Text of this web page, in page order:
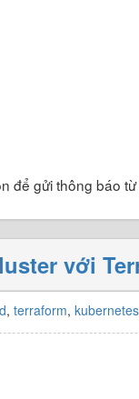
để gửi thông báo
với
, terraform, kubernetes